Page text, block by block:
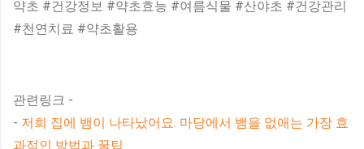
약초 #건강정보 #약초효능 #여름식물 #산야초 #건강관리
#천연치료 #약초활용
관련링크 -
- 저희 집에 뱀이 나타났어요. 마당에서 뱀을 없애는 가장 효
과적인 방법과 꿀팁